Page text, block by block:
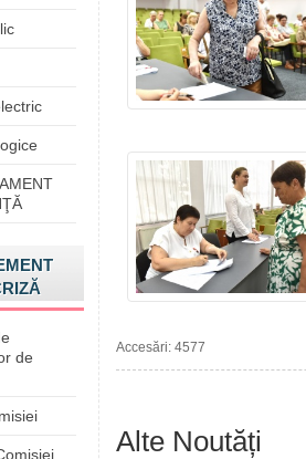
de
Accesări: 4577
Alte Noutăți